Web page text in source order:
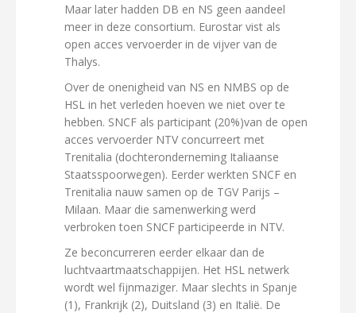
Maar later hadden DB en NS geen aandeel
meer in deze consortium. Eurostar vist als
open acces vervoerder in de vijver van de
Thalys.
Over de onenigheid van NS en NMBS op de
HSL in het verleden hoeven we niet over te
hebben. SNCF als participant (20%)van de open
acces vervoerder NTV concurreert met
Trenitalia (dochteronderneming Italiaanse
Staatsspoorwegen). Eerder werkten SNCF en
Trenitalia nauw samen op de TGV Parijs –
Milaan. Maar die samenwerking werd
verbroken toen SNCF participeerde in NTV.
Ze beconcurreren eerder elkaar dan de
luchtvaartmaatschappijen. Het HSL netwerk
wordt wel fijnmaziger. Maar slechts in Spanje
(1), Frankrijk (2), Duitsland (3) en Italië. De